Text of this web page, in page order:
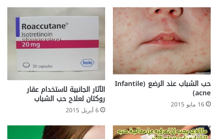
ا
خ
ا
ت
ا
ل
خ
م
حب الشباب عند الرضع (Infantile
acne)
16 مايو 2015
الآثار الجانبية لاستخدام عقار
روكتان لعلاح حب الشباب
6 أبريل 2015